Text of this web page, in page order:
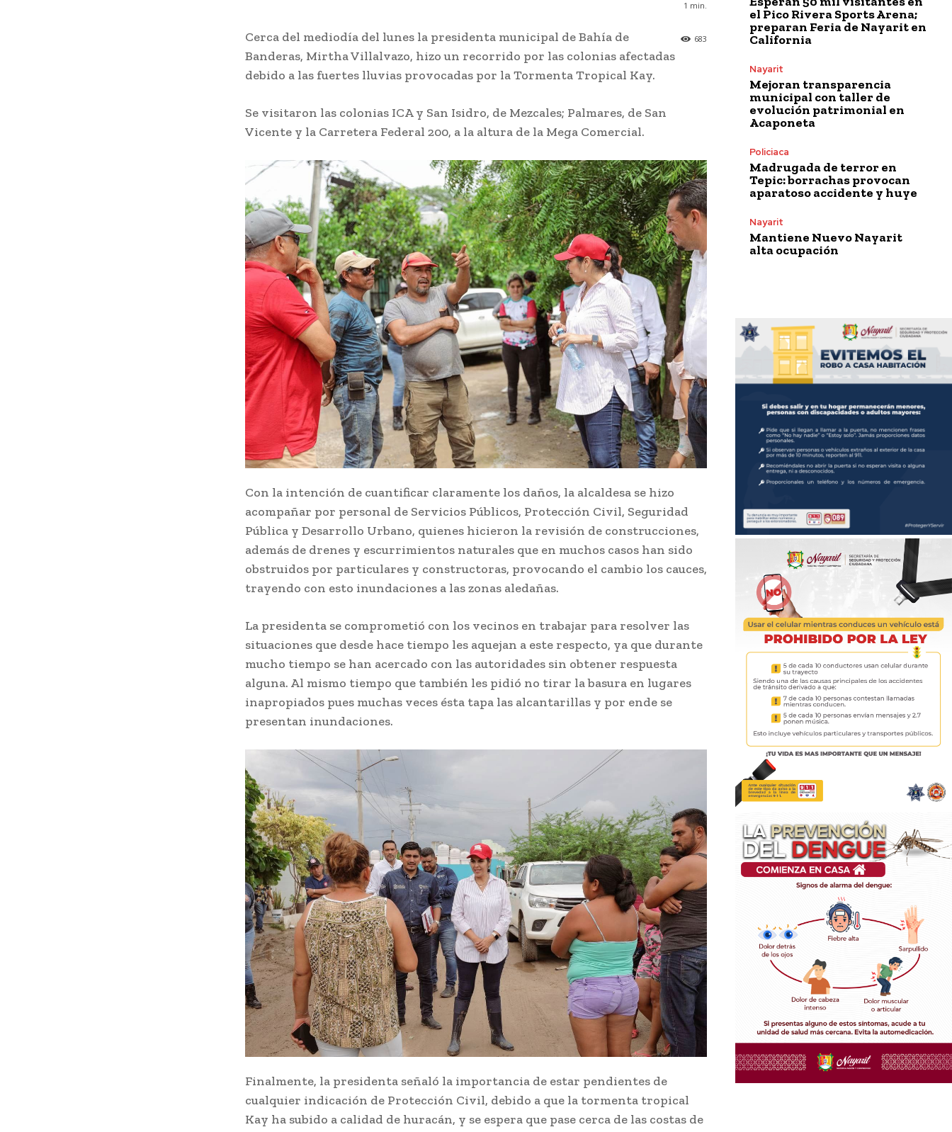
1 min.
683
Cerca del mediodía del lunes la presidenta municipal de Bahía de
Banderas, Mirtha Villalvazo, hizo un recorrido por las colonias afectadas
debido a las fuertes lluvias provocadas por la Tormenta Tropical Kay.
Se visitaron las colonias ICA y San Isidro, de Mezcales; Palmares, de San
Vicente y la Carretera Federal 200, a la altura de la Mega Comercial.
Con la intención de cuantificar claramente los daños, la alcaldesa se hizo
acompañar por personal de Servicios Públicos, Protección Civil, Seguridad
Pública y Desarrollo Urbano, quienes hicieron la revisión de construcciones,
además de drenes y escurrimientos naturales que en muchos casos han sido
obstruidos por particulares y constructoras, provocando el cambio los cauces,
trayendo con esto inundaciones a las zonas aledañas.
La presidenta se comprometió con los vecinos en trabajar para resolver las
situaciones que desde hace tiempo les aquejan a este respecto, ya que durante
mucho tiempo se han acercado con las autoridades sin obtener respuesta
alguna. Al mismo tiempo que también les pidió no tirar la basura en lugares
inapropiados pues muchas veces ésta tapa las alcantarillas y por ende se
presentan inundaciones.
Finalmente, la presidenta señaló la importancia de estar pendientes de
cualquier indicación de Protección Civil, debido a que la tormenta tropical
Kay ha subido a calidad de huracán, y se espera que pase cerca de las costas de
el Pico Rivera Sports Arena;
preparan Feria de Nayarit en
California
Nayarit
Mejoran transparencia
municipal con taller de
evolución patrimonial en
Acaponeta
Policiaca
Madrugada de terror en
Tepic: borrachas provocan
aparatoso accidente y huye
Nayarit
Mantiene Nuevo Nayarit
alta ocupación